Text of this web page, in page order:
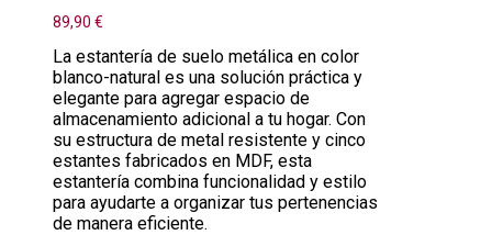
89,90 €
La estantería de suelo metálica en color
blanco-natural es una solución práctica y
elegante para agregar espacio de
almacenamiento adicional a tu hogar. Con
su estructura de metal resistente y cinco
estantes fabricados en MDF, esta
estantería combina funcionalidad y estilo
para ayudarte a organizar tus pertenencias
de manera eficiente.